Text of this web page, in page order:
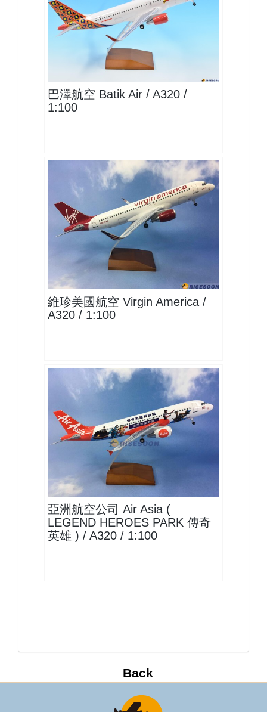
LNI10A320P01
巴澤航空 Batik Air / A320 /
1:100
RED10A320P01
維珍美國航空 Virgin America /
A320 / 1:100
XAX10A320P28
亞洲航空公司 Air Asia (
LEGEND HEROES PARK 傳奇
英雄 ) / A320 / 1:100